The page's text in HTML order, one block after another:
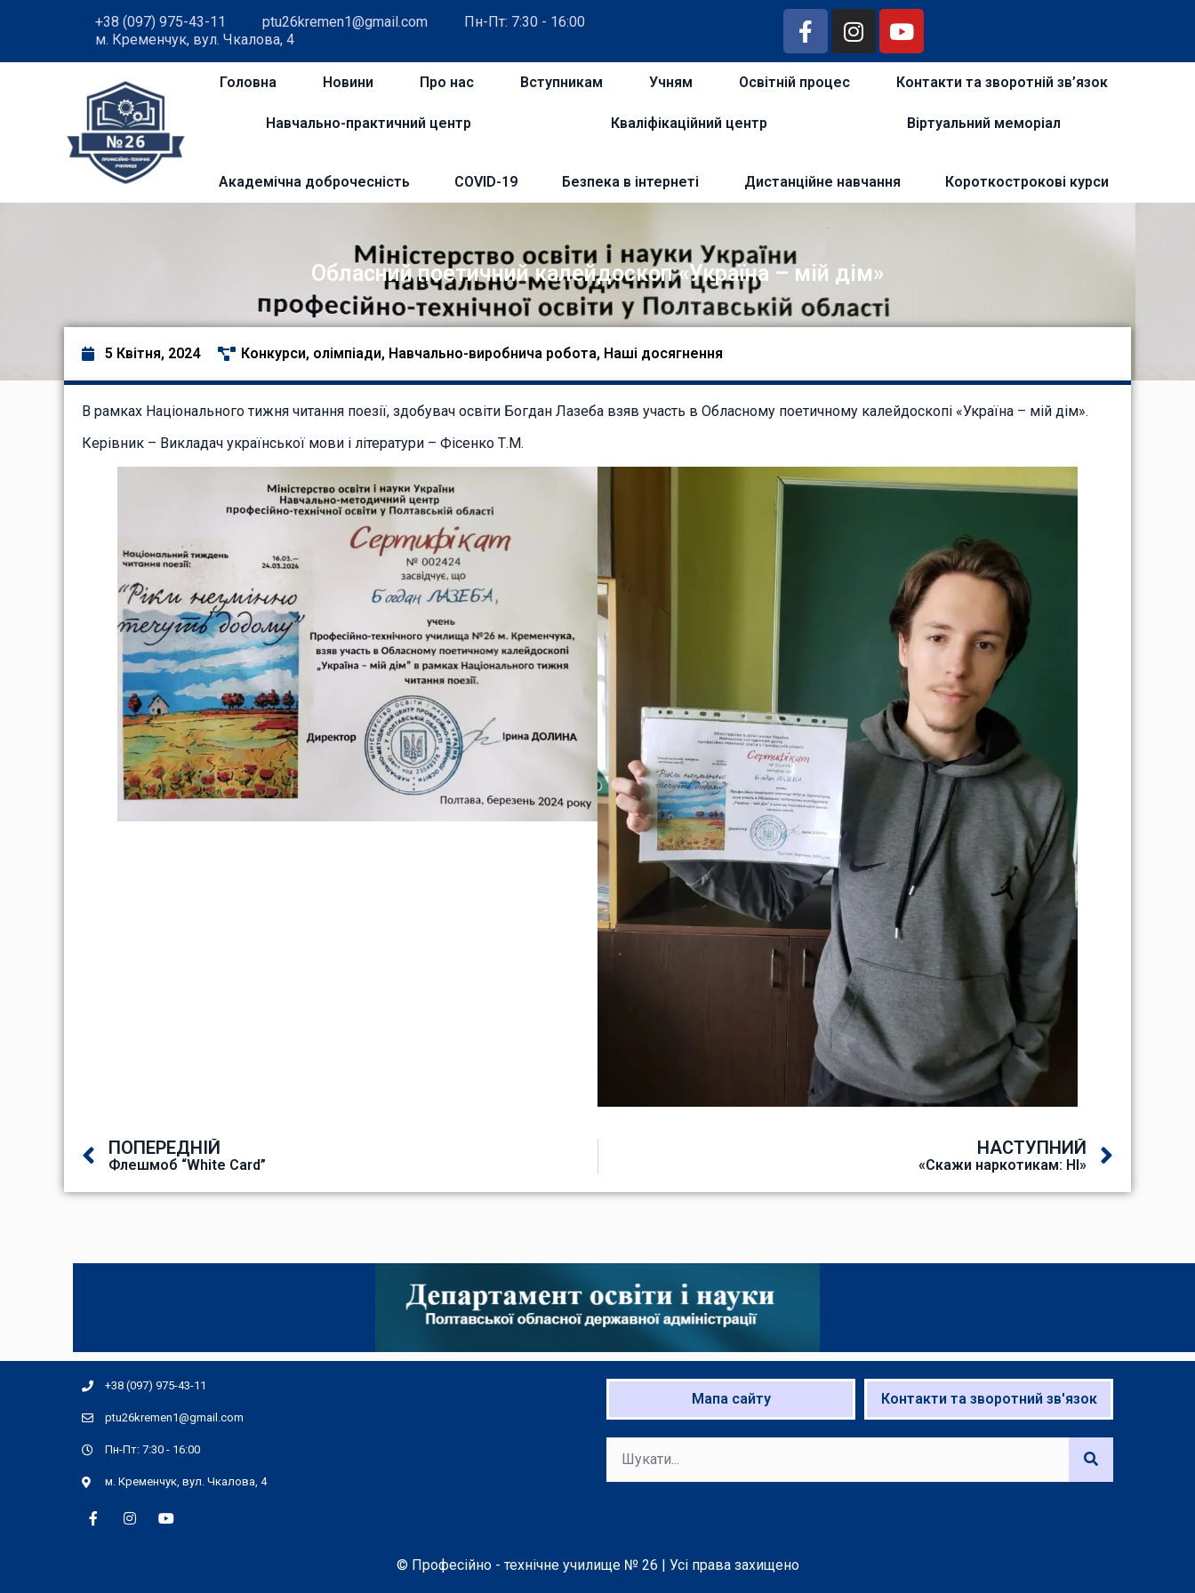
+38 (097) 975-43-11 ptu26kremen1@gmail.com
Пн-Пт: 7:30 - 16:00
м. Кременчук, вул. Чкалова, 4
Головна Новини Про нас Вступникам Учням Освітній процес Контакти та зворотній зв’язок
Навчально-практичний центр Кваліфікаційний центр Віртуальний меморіал
Академічна доброчесність COVID-19 Безпека в інтернеті Дистанційне навчання Короткострокові курси
Обласний поетичний калейдоскоп «Україна – мій дім»
5 Квітня, 2024 Конкурси, олімпіади, Навчально-виробнича робота, Наші досягнення
В рамках Національного тижня читання поезії, здобувач освіти Богдан Лазеба взяв участь в Обласному поетичному калейдоскопі «Україна – мій дім».
Керівник – Викладач української мови і літератури – Фісенко Т.М.
ПОПЕРЕДНІЙ
Флешмоб “White Card”
НАСТУПНИЙ
«Скажи наркотикам: НІ»
+38 (097) 975-43-11
ptu26kremen1@gmail.com
Пн-Пт: 7:30 - 16:00
м. Кременчук, вул. Чкалова, 4
Мапа сайту Контакти та зворотний зв'язок
© Професійно - технічне училище № 26 | Усі права захищено